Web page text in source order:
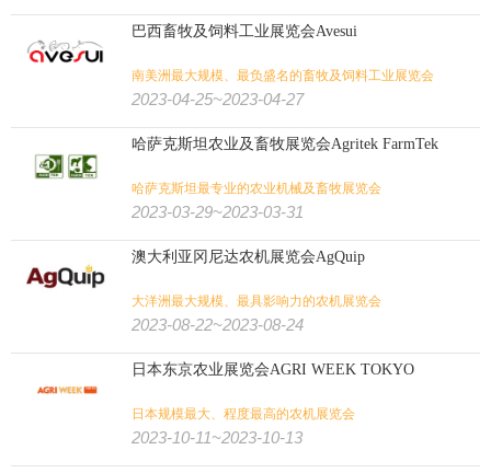
巴西畜牧及饲料工业展览会Avesui
南美洲最大规模、最负盛名的畜牧及饲料工业展览会
2023-04-25~2023-04-27
哈萨克斯坦农业及畜牧展览会Agritek FarmTek
哈萨克斯坦最专业的农业机械及畜牧展览会
2023-03-29~2023-03-31
澳大利亚冈尼达农机展览会AgQuip
大洋洲最大规模、最具影响力的农机展览会
2023-08-22~2023-08-24
日本东京农业展览会AGRI WEEK TOKYO
日本规模最大、程度最高的农机展览会
2023-10-11~2023-10-13